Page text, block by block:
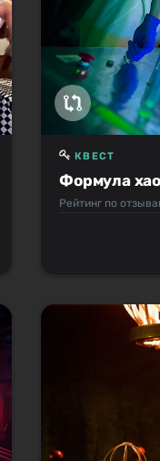
Формула
КВЕСТ
Рейтинг по